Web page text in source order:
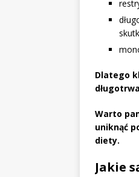
Dlatego
Warto
uniknąć
diety.
Jakie